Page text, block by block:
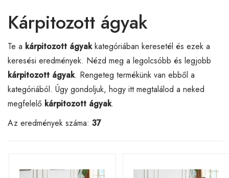
Kárpitozott ágyak
Te a kárpitozott ágyakkategóriában keresetél és ezek a
keresési eredmények. Nézd meg a legolcsóbb és legjobb
kárpitozott ágyak. Rengeteg termékünk van ebből a
kategóriából. Úgy gondoljuk, hogy itt megtalálod a neked
megfelelő kárpitozott ágyak.
Az eredmények száma: 37